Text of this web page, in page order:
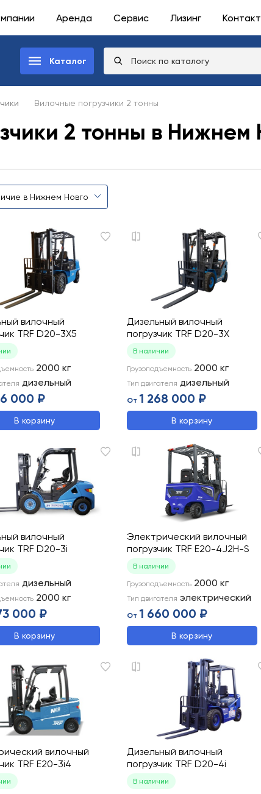
Аренда Сервис Лизинг
Каталог
Вилочные погрузчики 2 тонны
2 тонны в Нижнем
вилочный
TRF D20-3X5
2000 кг
дизельный
000 ₽
В корзину
Дизельный вилочный
погрузчик TRF D20-3X
В наличии
Грузоподъемность 2000 кг
Тип двигателя дизельный
От 1 268 000 ₽
В корзину
вилочный
TRF D20-3i
дизельный
2000 кг
000 ₽
В корзину
Электрический вилочный
погрузчик TRF E20-4J2H-S
В наличии
Грузоподъемность 2000 кг
Тип двигателя электрический
От 1 660 000 ₽
В корзину
вилочный
TRF E20-3i4
Дизельный вилочный
погрузчик TRF D20-4i
В наличии